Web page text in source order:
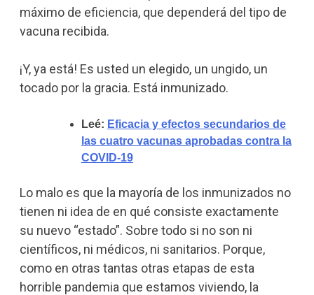
máximo de eficiencia, que dependerá del tipo de
vacuna recibida.
¡Y, ya está! Es usted un elegido, un ungido, un
tocado por la gracia. Está inmunizado.
Leé: Eficacia y efectos secundarios de
las cuatro vacunas aprobadas contra la
COVID-19
Lo malo es que la mayoría de los inmunizados no
tienen ni idea de en qué consiste exactamente
su nuevo “estado”. Sobre todo si no son ni
científicos, ni médicos, ni sanitarios. Porque,
como en otras tantas otras etapas de esta
horrible pandemia que estamos viviendo, la